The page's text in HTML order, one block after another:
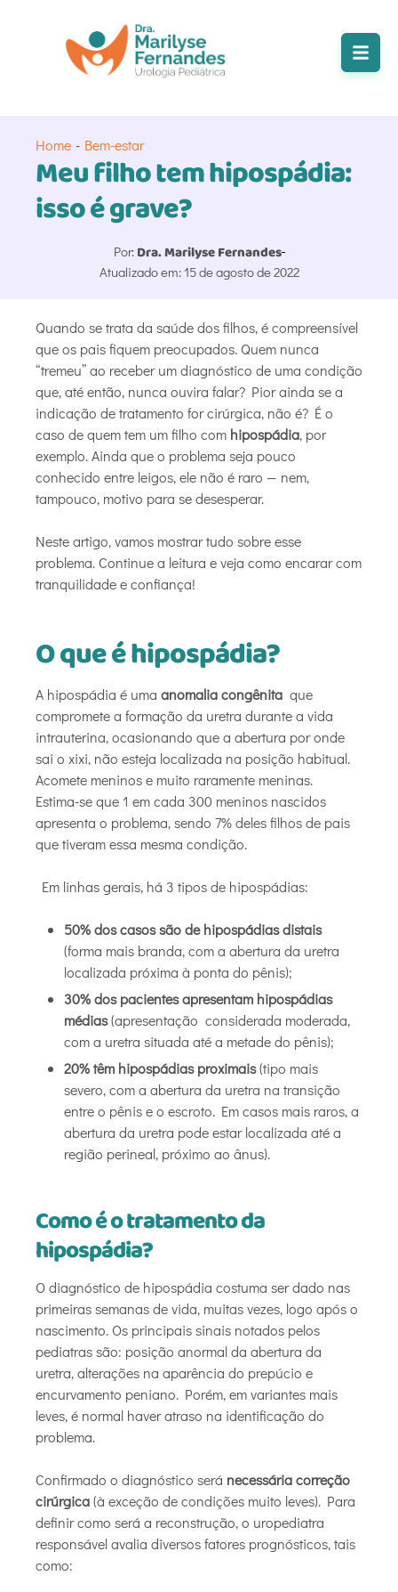
Home - Bem-estar
Meu filho tem hipospádia:
isso é grave?
Por:Dra. Marilyse Fernandes
Atualizado em: 15 de agosto de 2022
Quando se trata da saúde dos filhos, é compreensível
que os pais fiquem preocupados. Quem nunca
“tremeu” ao receber um diagnóstico de uma condição
que, até então, nunca ouvira falar? Pior ainda se a
indicação de tratamento for cirúrgica, não é? É o
caso de quem tem um filho com hipospádia, por
exemplo. Ainda que o problema seja pouco
conhecido entre leigos, ele não é raro — nem,
tampouco, motivo para se desesperar.
Neste artigo, vamos mostrar tudo sobre esse
problema. Continue a leitura e veja como encarar com
tranquilidade e confiança!
O que é hipospádia?
A hipospádia é uma anomalia congênita que
compromete a formação da uretra durante a vida
intrauterina, ocasionando que a abertura por onde
sai o xixi, não esteja localizada na posição habitual.
Acomete meninos e muito raramente meninas.
Estima-se que 1 em cada 300 meninos nascidos
apresenta o problema, sendo 7% deles filhos de pais
que tiveram essa mesma condição.
Em linhas gerais, há 3 tipos de hipospádias:
50% dos casos são de hipospádias distais
(forma mais branda, com a abertura da uretra
localizada próxima à ponta do pênis);
30% dos pacientes apresentam hipospádias
médias(apresentação considerada moderada,
com a uretra situada até a metade do pênis);
20% têm hipospádias proximais(tipo mais
severo, com a abertura da uretra na transição
entre o pênis e o escroto. Em casos mais raros, a
abertura da uretra pode estar localizada até a
região perineal, próximo ao ânus).
Como é o tratamento da
hipospádia?
O diagnóstico de hipospádia costuma ser dado nas
primeiras semanas de vida, muitas vezes, logo após o
nascimento. Os principais sinais notados pelos
pediatras são: posição anormal da abertura da
uretra, alterações na aparência do prepúcio e
encurvamento peniano. Porém, em variantes mais
leves, é normal haver atraso na identificação do
problema.
Confirmado o diagnóstico será necessária correção
cirúrgica(à exceção de condições muito leves). Para
definir como será a reconstrução, o uropediatra
responsável avalia diversos fatores prognósticos, tais
como: